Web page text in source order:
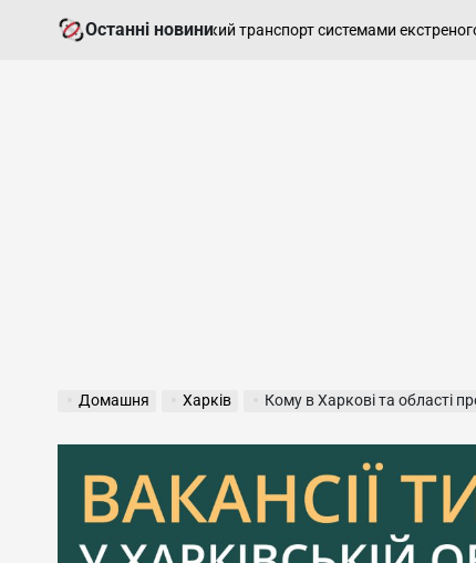
Останні новини
громадський транспорт системами екстреного
Домашня Харків Кому в Харкові та області